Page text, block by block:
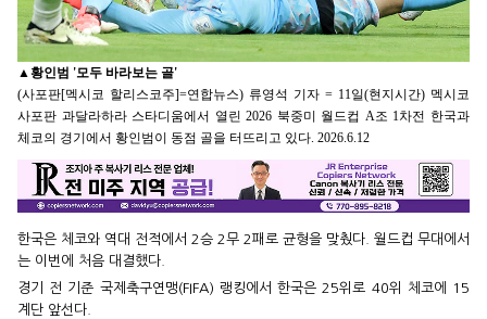
▲황인범 '모두 바라보는 골'
(사포판[멕시코 할리스코주]=연합뉴스) 류영석 기자 = 11일(현지시간) 멕시코
사포판 과달라하라 스타디움에서 열린 2026 북중미 월드컵 A조 1차전 한국과
체코의 경기에서 황인범이 동점 골을 터뜨리고 있다. 2026.6.12
한국은 체코와 역대 전적에서 2승 2무 2패로 균형을 맞췄다. 월드컵 무대에서
는 이번에 처음 대결했다.
경기 전 기준 국제축구연맹(FIFA) 랭킹에서 한국은 25위로 40위 체코에 15
계단 앞선다.